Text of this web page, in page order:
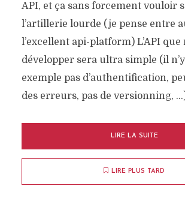
API, et ça sans forcement vouloir
l’artillerie lourde (je pense entre
l’excellent api-platform) L’API que
développer sera ultra simple (il
exemple pas d’authentification,
des erreurs, pas de versionning,
LIRE LA SUITE
LIRE PLUS TARD